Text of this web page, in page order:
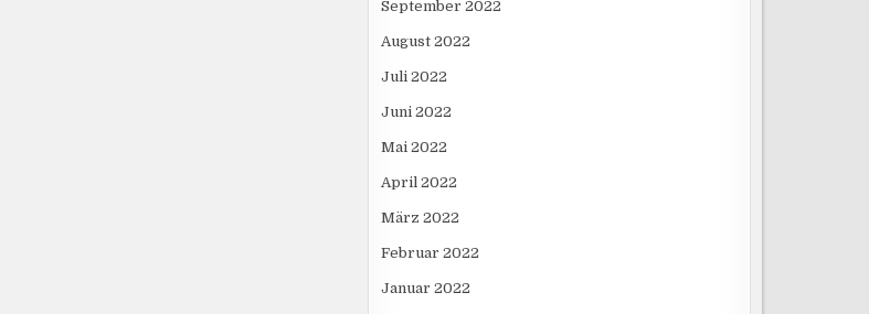
September 2022
August 2022
Juli 2022
Juni 2022
Mai 2022
April 2022
März 2022
Februar 2022
Januar 2022